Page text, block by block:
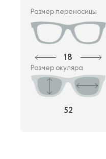
Размер переносицы
18
Размер окуляра
52